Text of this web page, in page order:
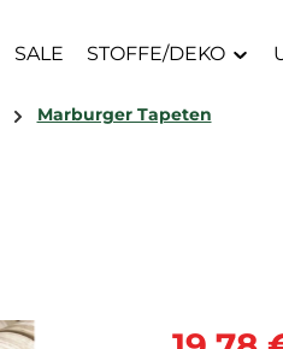
SALE STOFFE/DEKO
Marburger Tapeten